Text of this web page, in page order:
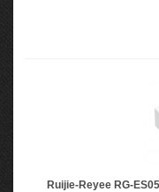
Ruijie-Reyee RG-